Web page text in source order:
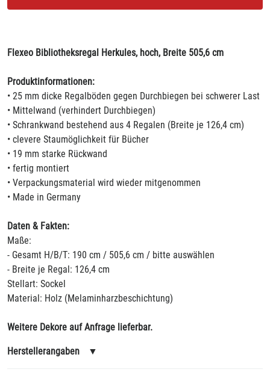
Flexeo Bibliotheksregal Herkules, hoch, Breite 505,6 cm
Produktinformationen:
• 25 mm dicke Regalböden gegen Durchbiegen bei schwerer Last
• Mittelwand (verhindert Durchbiegen)
• Schrankwand bestehend aus 4 Regalen (Breite je 126,4 cm)
• clevere Staumöglichkeit für Bücher
• 19 mm starke Rückwand
• fertig montiert
• Verpackungsmaterial wird wieder mitgenommen
• Made in Germany
Daten & Fakten:
Maße:
- Gesamt H/B/T: 190 cm / 505,6 cm / bitte auswählen
- Breite je Regal: 126,4 cm
Stellart: Sockel
Material: Holz (Melaminharzbeschichtung)
Weitere Dekore auf Anfrage lieferbar.
Herstellerangaben ▼